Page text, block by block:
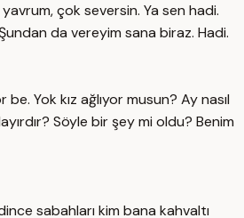
çok seversin. Ya sen hadi.
da vereyim sana biraz. Hadi.
be. Yok kız ağlıyor musun? Ay nasıl
Söyle bir şey mi oldu? Benim
sabahları kim bana kahvaltı